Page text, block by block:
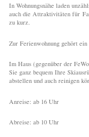
In Wohnungsnähe laden
auch die Attraktivitäten für
zu kurz.
Zur Ferienwohnung gehört
Im Haus (gegenüber der
Sie ganz bequem Ihre
abstellen und auch reinigen
Anreise: ab 16 Uhr
Abreise: ab 10 Uhr